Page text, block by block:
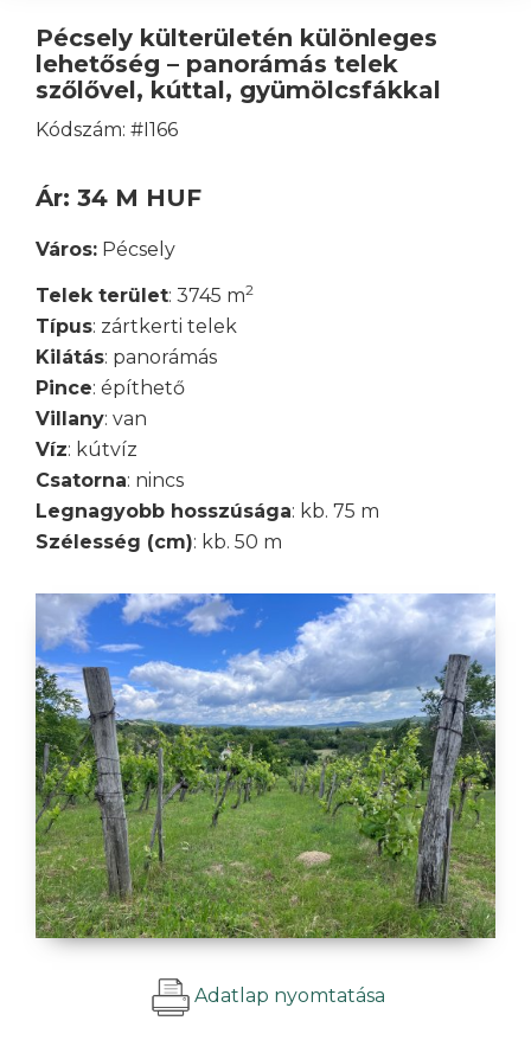
Pécsely külterületén különleges
lehetőség – panorámás telek
szőlővel, kúttal, gyümölcsfákkal
Kódszám: #I166
Ár: 34 M HUF
Város: Pécsely
Telek terület: 3745 m2
Típus: zártkerti telek
Kilátás: panorámás
Pince: építhető
Villany: van
Víz: kútvíz
Csatorna: nincs
Legnagyobb hosszúsága: kb. 75 m
Szélesség (cm): kb. 50 m
Adatlap nyomtatása